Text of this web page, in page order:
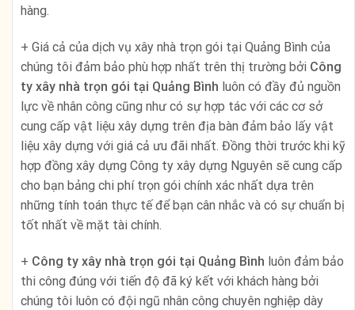
hàng.
+ Giá cả của dịch vụ xây nhà trọn gói tại Quảng Bình của
chúng tôi đảm bảo phù hợp nhất trên thị trường bởi Công
ty xây nhà trọn gói tại Quảng Bình luôn có đầy đủ nguồn
lực về nhân công cũng như có sự hợp tác với các cơ sở
cung cấp vật liệu xây dựng trên địa bàn đảm bảo lấy vật
liệu xây dựng với giá cả ưu đãi nhất. Đồng thời trước khi kỹ
hợp đồng xây dựng Công ty xây dựng Nguyên sẽ cung cấp
cho bạn bảng chi phí trọn gói chính xác nhất dựa trên
những tính toán thực tế để bạn cân nhắc và có sự chuẩn bị
tốt nhất về mặt tài chính.
+ Công ty xây nhà trọn gói tại Quảng Bình luôn đảm bảo
thi công đúng với tiến độ đã ký kết với khách hàng bởi
chúng tôi luôn có đội ngũ nhân công chuyên nghiệp dày